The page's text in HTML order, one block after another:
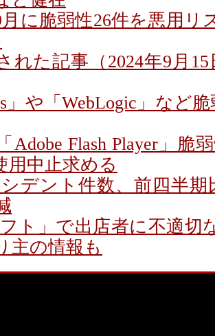
に脆弱性26件を悪用リ
れた記事（2024年9月15
」や「WebLogic」など
Adobe Flash Player」脆
用中止求める
デント件数、前四半期
フト」で出店者に不適切
主の情報も